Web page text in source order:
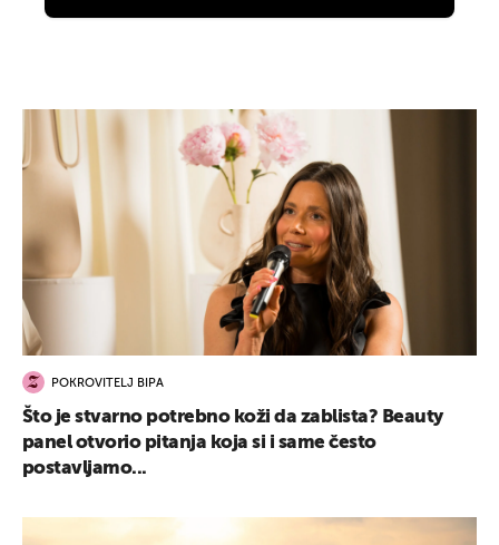
POKROVITELJ BIPA
Što je stvarno potrebno koži da zablista? Beauty
panel otvorio pitanja koja si i same često
postavljamo...